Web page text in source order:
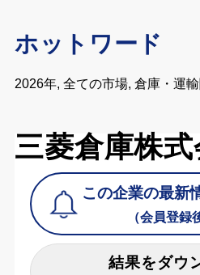
ホットワード
2026年, 全ての市場, 倉庫・運
三菱倉庫株式
この企業の最新
（会員登録
結果をダウ